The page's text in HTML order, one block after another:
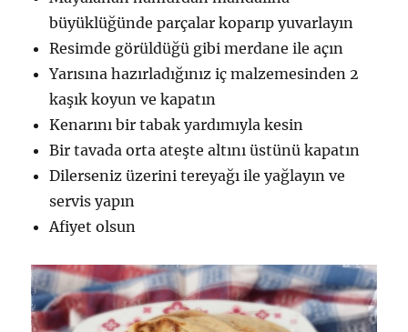
büyüklüğünde parçalar koparıp yuvarlayın
Resimde görüldüğü gibi merdane ile açın
Yarısına hazırladığınız iç malzemesinden 2
kaşık koyun ve kapatın
Kenarını bir tabak yardımıyla kesin
Bir tavada orta ateşte altını üstünü kapatın
Dilerseniz üzerini tereyağı ile yağlayın ve
servis yapın
Afiyet olsun